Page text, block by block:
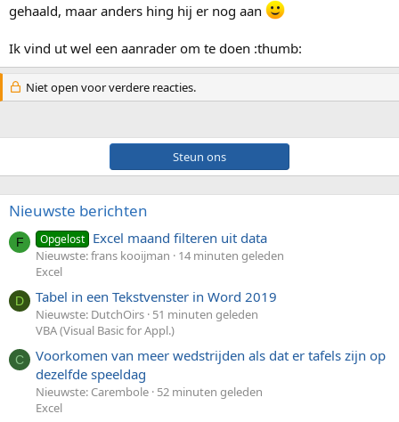
gehaald, maar anders hing hij er nog aan
Ik vind ut wel een aanrader om te doen :thumb:
Niet open voor verdere reacties.
Steun ons
Nieuwste berichten
F Opgelost Excel maand filteren uit data
Nieuwste: frans kooijman
14 minuten geleden
Excel
D Tabel in een Tekstvenster in Word 2019
Nieuwste: DutchOirs 51 minuten geleden
VBA (Visual Basic for Appl.)
C
Voorkomen van meer wedstrijden als dat er tafels zijn op
dezelfde speeldag
Nieuwste: Carembole 52 minuten geleden
Excel